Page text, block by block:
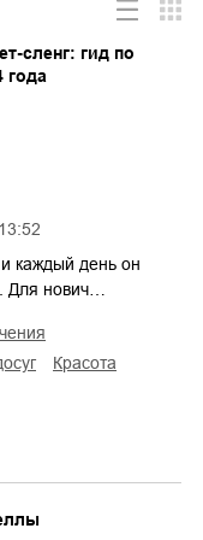
сленг: гид по
года
каждый день он
Для нович…
красота